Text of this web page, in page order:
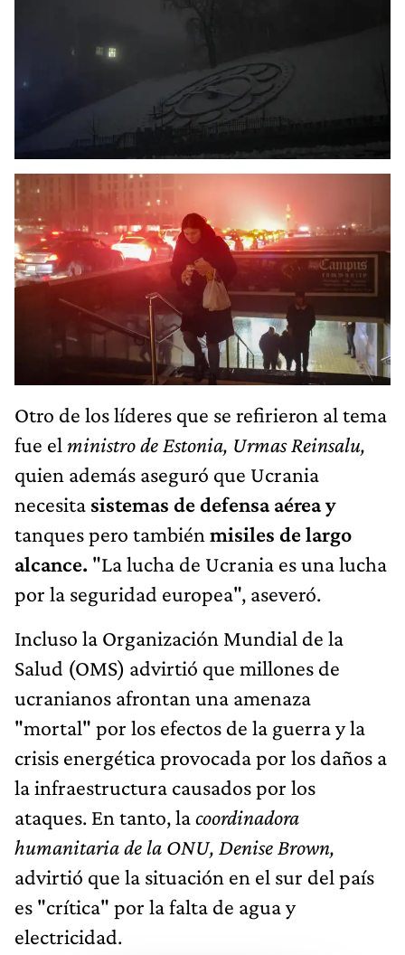
Otro de los líderes que se refirieron al tema
fue el ministro de Estonia, Urmas Reinsalu,
quien además aseguró que Ucrania
necesita sistemas de defensa aérea y
tanques pero también misiles de largo
alcance. "La lucha de Ucrania es una lucha
por la seguridad europea", aseveró.
Incluso la Organización Mundial de la
Salud (OMS) advirtió que millones de
ucranianos afrontan una amenaza
"mortal" por los efectos de la guerra y la
crisis energética provocada por los daños a
la infraestructura causados por los
ataques. En tanto, lacoordinadora
humanitaria de la ONU, Denise Brown,
advirtió que la situación en el sur del país
es "crítica" por la falta de agua y
electricidad.